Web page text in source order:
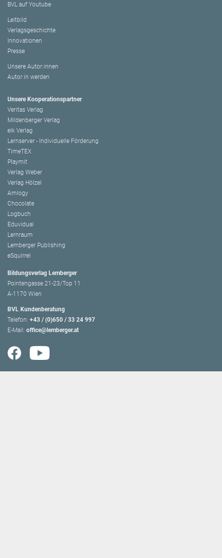
BVL auf Youtube
Leitbild
Verlagsgeschichte
Innovationen
Presse
Unsere Autor:innen
Autor:in werden
Unsere Kooperationspartner
Veritas Verlag
Mildenberger Verlag
elk Verlag
Lernserver - Individuelle Förderung
TimeTEX
Playmit
Verlag Weber
Verlag Hölzel
Amlogy
Chocolate
Logbuch
Eduvidual
Lernraum
Lemberger Publishing
eSquirrel
Bildungsverlag Lemberger
Pointengasse 21-23/Top 11
A-1170 Wien
BVL Kundenberatung
Telefon: +43 / (0)650 / 33 24 997
E-Mail: office@lemberger.at